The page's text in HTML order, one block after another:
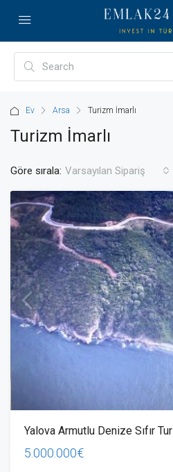
Ev Arsa Turizm İmarlı
Turizm İmarlı
Göre sırala: Varsayılan Sipariş
5.000.000€